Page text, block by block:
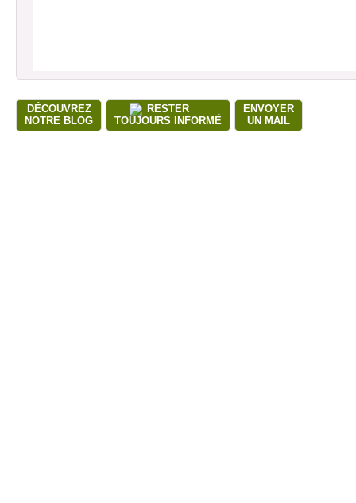
DÉCOUVREZ
NOTRE BLOG
RESTER
TOUJOURS INFORMÉ
ENVOYER
UN MAIL